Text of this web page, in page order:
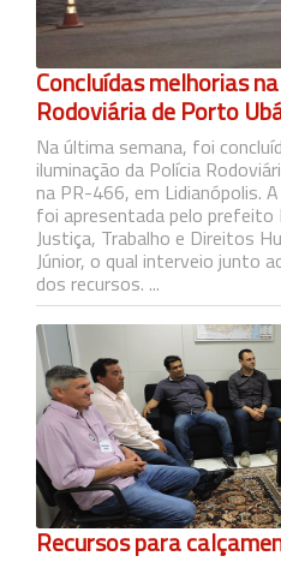
Concluídas melhorias
Rodoviária de Porto
Na última semana, foi
iluminação da Polícia
na PR-466, em Lidianópolis.
foi apresentada pelo prefeito
Justiça, Trabalho e Direitos
Júnior, o qual interveio junto
dos recursos. ...
Recursos para